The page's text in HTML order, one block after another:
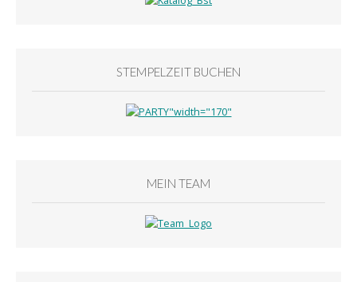
STEMPELZEIT BUCHEN
MEIN TEAM